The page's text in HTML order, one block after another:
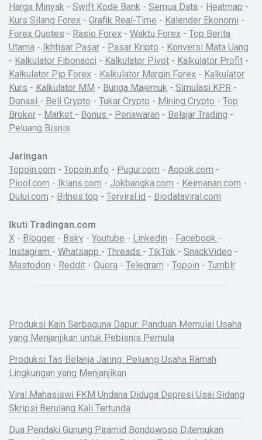
Harga Minyak - Swift Kode Bank - Semua Data - Heatmap -
Kurs Silang Forex - Grafik Real-Time - Kalender Ekonomi -
Forex Quotes - Rasio Forex - Waktu Forex - Top Berita
Utama - Ikhtisar Pasar - Pasar Kripto - Konversi Mata Uang
- Kalkulator Fibonacci - Kalkulator Pivot - Kalkulator Profit -
Kalkulator Pip Forex - Kalkulator Margin Forex - Kalkulator
Kurs - Kalkulator MM - Bunga Majemuk - Simulasi KPR -
Donasi - Beli Crypto - Tukar Crypto - Mining Crypto - Top
Broker - Market - Bonus - Penawaran - Belajar Trading -
Peluang Bisnis
Jaringan
Topoin.com - Topoin.info - Pugur.com - Aopok.com -
Piool.com - Iklans.com - Jokbangka.com - Keimanan.com -
Dului.com - Bitnes.top - Terviral.id - Biodataviral.com
Ikuti Tradingan.com
X - Blogger - Bsky - Youtube - Linkedin - Facebook -
Instagram - Whatsapp - Threads - TikTok - SnackVideo -
Mastodon - Reddit - Quora - Telegram - Topoin - Tumblr
Produksi Kain Serbaguna Dapur: Panduan Memulai Usaha
yang Menjanjikan untuk Pebisnis Pemula
Produksi Tas Belanja Jaring: Peluang Usaha Ramah
Lingkungan yang Menjanjikan
Viral Mahasiswi FKM Undana Diduga Depresi Usai Sidang
Skripsi Berulang Kali Tertunda
Dua Pendaki Gunung Piramid Bondowoso Ditemukan